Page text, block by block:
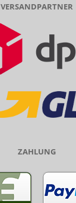
VERSANDPARTNER
ZAHLUNG